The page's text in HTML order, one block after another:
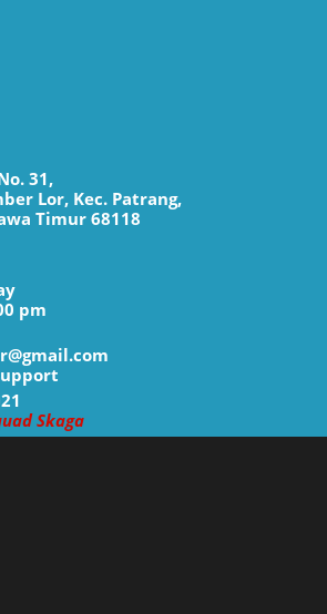
31,
Lor, Kec. Patrang,
Timur 68118
pm
Skaga